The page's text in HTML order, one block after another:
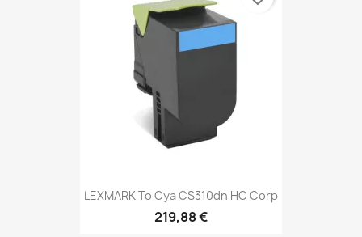
LEXMARK To Cya CS310dn HC Corp
219,88 €